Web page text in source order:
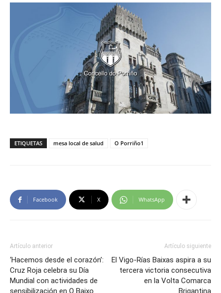
ETIQUETAS mesa local de salud O Porriño1
Facebook X WhatsApp
Artículo anterior
‘Hacemos desde el corazón’:
Cruz Roja celebra su Día
Mundial con actividades de
sensibilización en O Baixo
Artículo siguiente
El Vigo-Rías Baixas aspira a su
tercera victoria consecutiva
en la Volta Comarca
Brigantina